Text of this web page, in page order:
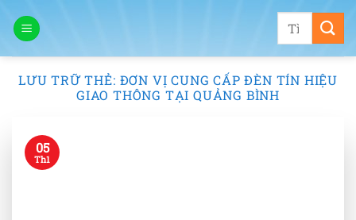
qua
Tìm
LƯU TRỮ THẺ: ĐƠN VỊ CUNG CẤP ĐÈN TÍN HIỆU
GIAO THÔNG TẠI QUẢNG BÌNH
05
Th1